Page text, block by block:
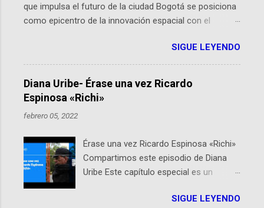
que impulsa el futuro de la ciudad Bogotá se posiciona
como epicentro de la innovación espacial con el
hackathon global que convierte tecnologías de la
Agencia Espacial Europea en soluciones prácticas para
la vida cotidiana. Este evento, organizado por el
Planetario de Bogotá del Idartes y la Universidad de los
Andes, reúne a expertos como el presidente de Airbus
Colombia y líderes del sector aeroespacial para inspirar
por qué importa en Bogotá ActInSpace es una
competencia mundial que opera en más de 60
ciudades, donde participantes tienen 24 horas para
idear startups basadas en tecnologías espaciales
como satélites y datos orbitales. En Bogotá, arranca
SIGUE LEYENDO
Diana Uribe- Érase una vez Ricardo
Espinosa «Richi»
febrero 05, 2022
Érase una vez Ricardo Espinosa «Richi»
Compartimos este episodio de Diana
Uribe Este capítulo especial es un
encuentran en el espíritu de este
SIGUE LEYENDO